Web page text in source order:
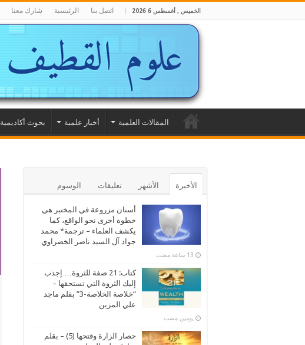
الخميس , أغسطس 6 2026 اتصل بنا الرئيسية شارك معنا
المقالات العلمية أخبار علمية بحوث أكاديمية
الأخيرة الأشهر تعليقات الوسوم
أسنان مزروعة في المختبر هي
خطوة أخرى نحو الواقع، كما
يكشف العلماء – ترجمة* محمد
جواد آل السيد ناصر الخضراوي
كتاب: 21 صفة للثروة… إجذب
إليك الثروة التي تستحقها –
“خلاصة الخلاصة-3” بقلم ماجد
علي المزين
‏يومين مضت
حصار الزارة وفتحها (5) – بقلم